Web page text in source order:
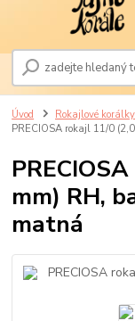
Úvod Rokajlové
PRECIOSA rokajl 11/0
mm) RH,
matná